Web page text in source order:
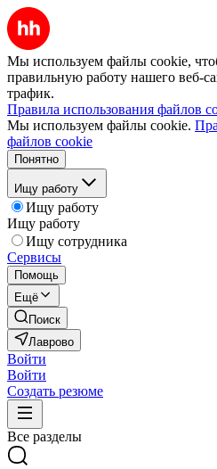
Мы используем файлы cookie,
правильную работу нашего веб-
трафик.
Правила использования файлов
Мы используем файлы cookie.
файлов cookie
Понятно
Ищу работу
Ищу работу
Ищу работу
Ищу сотрудника
Сервисы
Помощь
Ещё
Поиск
Лаврово
Войти
Войти
Создать резюме
Все разделы